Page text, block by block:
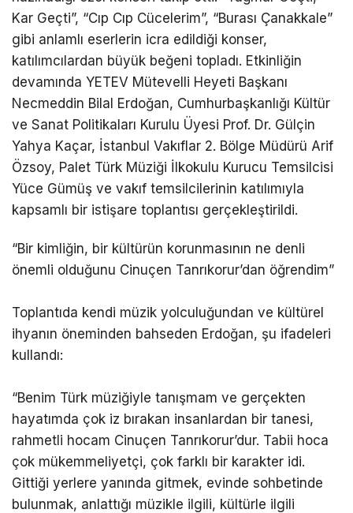
Kar Geçti”, “Cıp Cıp Cücelerim”, “Burası Çanakkale”
gibi anlamlı eserlerin icra edildiği konser,
katılımcılardan büyük beğeni topladı. Etkinliğin
devamında YETEV Mütevelli Heyeti Başkanı
Necmeddin Bilal Erdoğan, Cumhurbaşkanlığı Kültür
ve Sanat Politikaları Kurulu Üyesi Prof. Dr. Gülçin
Yahya Kaçar, İstanbul Vakıflar 2. Bölge Müdürü Arif
Özsoy, Palet Türk Müziği İlkokulu Kurucu Temsilcisi
Yüce Gümüş ve vakıf temsilcilerinin katılımıyla
kapsamlı bir istişare toplantısı gerçekleştirildi.
“Bir kimliğin, bir kültürün korunmasının ne denli
önemli olduğunu Cinuçen Tanrıkorur’dan öğrendim”
Toplantıda kendi müzik yolculuğundan ve kültürel
ihyanın öneminden bahseden Erdoğan, şu ifadeleri
kullandı:
“Benim Türk müziğiyle tanışmam ve gerçekten
hayatımda çok iz bırakan insanlardan bir tanesi,
rahmetli hocam Cinuçen Tanrıkorur’dur. Tabii hoca
çok mükemmeliyetçi, çok farklı bir karakter idi.
Gittiği yerlere yanında gitmek, evinde sohbetinde
bulunmak, anlattığı müzikle ilgili, kültürle ilgili